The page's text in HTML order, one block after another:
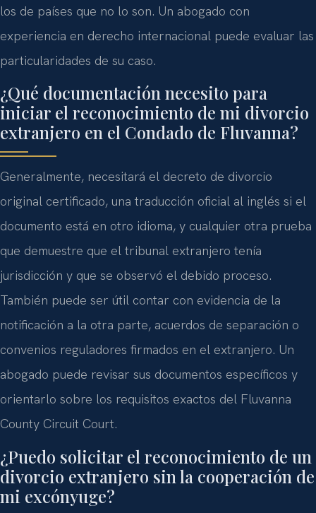
los de países que no lo son. Un abogado con
experiencia en derecho internacional puede evaluar las
particularidades de su caso.
¿Qué documentación necesito para
iniciar el reconocimiento de mi divorcio
extranjero en el Condado de Fluvanna?
Generalmente, necesitará el decreto de divorcio
original certificado, una traducción oficial al inglés si el
documento está en otro idioma, y cualquier otra prueba
que demuestre que el tribunal extranjero tenía
jurisdicción y que se observó el debido proceso.
También puede ser útil contar con evidencia de la
notificación a la otra parte, acuerdos de separación o
convenios reguladores firmados en el extranjero. Un
abogado puede revisar sus documentos específicos y
orientarlo sobre los requisitos exactos del Fluvanna
County Circuit Court.
¿Puedo solicitar el reconocimiento de un
divorcio extranjero sin la cooperación de
mi excónyuge?